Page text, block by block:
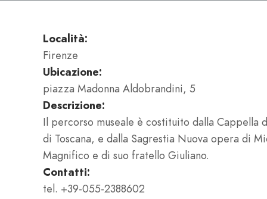
Località:
Firenze
Ubicazione:
piazza Madonna Aldobrandini, 5
Descrizione:
Il percorso museale è costituito dalla
di Toscana, e dalla Sagrestia Nuova opera di
Magnifico e di suo fratello Giuliano.
Contatti:
tel. +39-055-2388602